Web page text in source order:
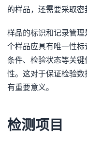
的样品，还需要采取密
样品的标识和记录管
个样品应具有唯一性
条件、检验状态等关
性。这对于保证检验
有重要意义。
检测项目